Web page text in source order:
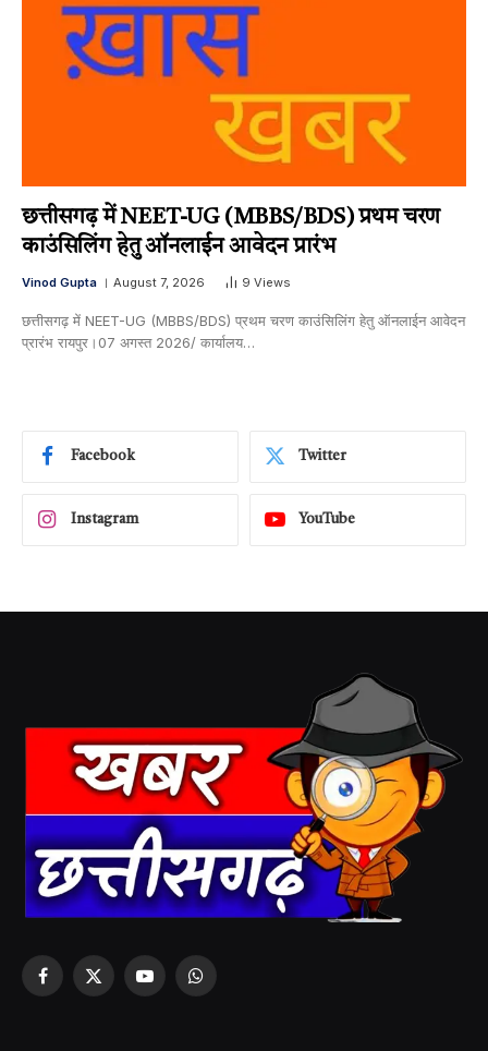
छत्तीसगढ़ में NEET-UG (MBBS/BDS) प्रथम चरण
काउंसिलिंग हेतु ऑनलाईन आवेदन प्रारंभ
Vinod Gupta August 7, 2026 9 Views
छत्तीसगढ़ में NEET-UG (MBBS/BDS) प्रथम चरण काउंसिलिंग हेतु ऑनलाईन आवेदन
प्रारंभ रायपुर।07 अगस्त 2026/ कार्यालय…
Facebook Twitter
Instagram YouTube
Facebook
X
YouTubeWhatsApp